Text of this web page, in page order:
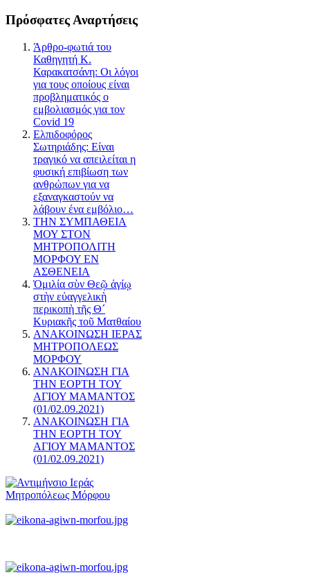
Πρόσφατες Αναρτήσεις
Άρθρο-φωτιά του
Καθηγητή Κ.
Καρακατσάνη: Οι λόγοι
για τους οποίους είναι
προβληματικός ο
εμβολιασμός για τον
Covid 19
Ελπιδοφόρος
Σωτηριάδης: Είναι
τραγικό να απειλείται η
φυσική επιβίωση των
ανθρώπων για να
εξαναγκαστούν να
λάβουν ένα εμβόλιο…
ΤΗΝ ΣΥΜΠΑΘΕΙΑ
ΜΟΥ ΣΤΟΝ
ΜΗΤΡΟΠΟΛΙΤΗ
ΜΟΡΦΟΥ ΕΝ
ΑΣΘΕΝΕΙΑ
Ὁμιλία σὺν Θεῷ ἁγίῳ
στὴν εὐαγγελικὴ
περικοπὴ τῆς Θ´
Κυριακῆς τοῦ Ματθαίου
ΑΝΑΚΟΙΝΩΣΗ ΙΕΡΑΣ
ΜΗΤΡΟΠΟΛΕΩΣ
ΜΟΡΦΟΥ
ΑΝΑΚΟΙΝΩΣΗ ΓΙΑ
ΤΗΝ ΕΟΡΤΗ ΤΟΥ
ΑΓΙΟΥ ΜΑΜΑΝΤΟΣ
(01/02.09.2021)
ΑΝΑΚΟΙΝΩΣΗ ΓΙΑ
ΤΗΝ ΕΟΡΤΗ ΤΟΥ
ΑΓΙΟΥ ΜΑΜΑΝΤΟΣ
(01/02.09.2021)